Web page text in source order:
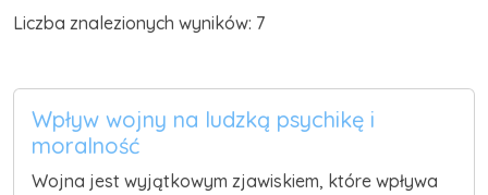
Liczba znalezionych wyników: 7
Wpływ wojny na ludzką psychikę i
moralność
Wojna jest wyjątkowym zjawiskiem, które wpływa